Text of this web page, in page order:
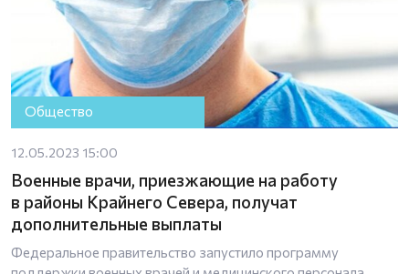
Общество
12.05.2023 15:00
Военные врачи, приезжающие на работу
в районы Крайнего Севера, получат
дополнительные выплаты
Федеральное правительство запустило программу